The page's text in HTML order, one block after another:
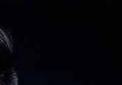
দেখতে লাগবে
দিয়েছে এআই।